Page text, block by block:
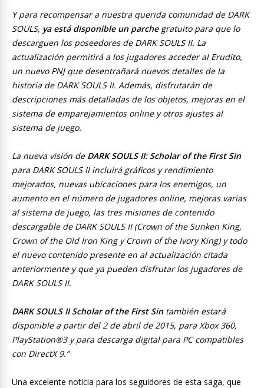
Y para recompensar a nuestra querida comunidad de DARK
SOULS, ya está disponible un parchegratuito para que lo
descarguen los poseedores de DARK SOULS II. La
actualización permitirá a los jugadores acceder al Erudito,
un nuevo PNJ que desentrañará nuevos detalles de la
historia de DARK SOULS II. Además, disfrutarán de
descripciones más detalladas de los objetos, mejoras en el
sistema de emparejamientos online y otros ajustes al
sistema de juego.
La nueva visión de DARK SOULS II: Scholar of the First Sin
para DARK SOULS II incluirá gráficos y rendimiento
mejorados, nuevas ubicaciones para los enemigos, un
aumento en el número de jugadores online, mejoras varias
al sistema de juego, las tres misiones de contenido
descargable de DARK SOULS II (Crown of the Sunken King,
Crown of the Old Iron King y Crown of the Ivory King) y todo
el nuevo contenido presente en al actualización citada
anteriormente y que ya pueden disfrutar los jugadores de
DARK SOULS II.
DARK SOULS II Scholar of the First Sin también estará
disponible a partir del 2 de abril de 2015, para Xbox 360,
PlayStation®3 y para descarga digital para PC compatibles
con DirectX 9.”
Una excelente noticia para los seguidores de esta saga, que